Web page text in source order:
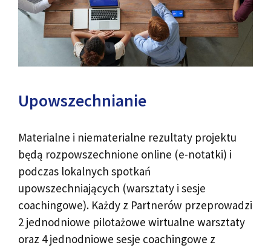
Upowszechnianie
Materialne i niematerialne rezultaty projektu
będą rozpowszechnione online (e-notatki) i
podczas lokalnych spotkań
upowszechniających (warsztaty i sesje
coachingowe). Każdy z Partnerów przeprowadzi
2 jednodniowe pilotażowe wirtualne warsztaty
oraz 4 jednodniowe sesje coachingowe z